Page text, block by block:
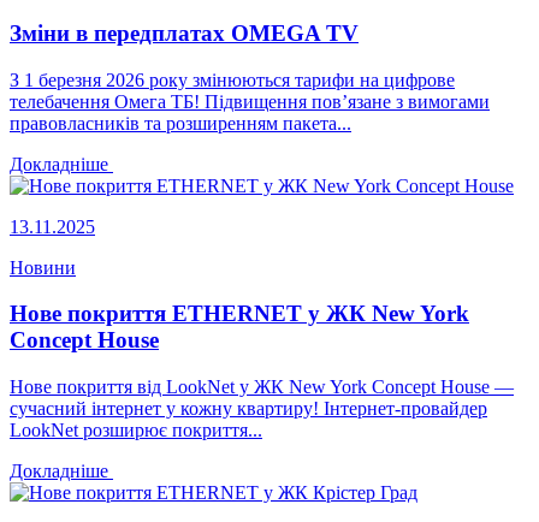
Зміни в передплатах OMEGA TV
З 1 березня 2026 року змінюються тарифи на цифрове
телебачення Омега ТБ! Підвищення пов’язане з вимогами
правовласників та розширенням пакета...
Докладніше
13.11.2025
Новини
Нове покриття ETHERNET у ЖК New York
Concept House
Нове покриття від LookNet у ЖК New York Concept House —
сучасний інтернет у кожну квартиру! Інтернет-провайдер
LookNet розширює покриття...
Докладніше